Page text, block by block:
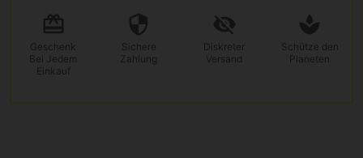
Geschenk
Bei Jedem
Einkauf
Sichere
Zahlung
Diskreter
Versand
Schütze den
Planeten